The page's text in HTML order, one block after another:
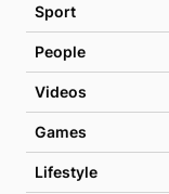
Sport
People
Videos
Games
Lifestyle